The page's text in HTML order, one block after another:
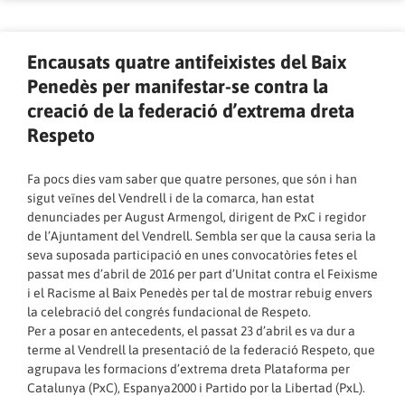
Encausats quatre antifeixistes del Baix
Penedès per manifestar-se contra la
creació de la federació d’extrema dreta
Respeto
Fa pocs dies vam saber que quatre persones, que són i han
sigut veïnes del Vendrell i de la comarca, han estat
denunciades per August Armengol, dirigent de PxC i regidor
de l’Ajuntament del Vendrell. Sembla ser que la causa seria la
seva suposada participació en unes convocatòries fetes el
passat mes d’abril de 2016 per part d’Unitat contra el Feixisme
i el Racisme al Baix Penedès per tal de mostrar rebuig envers
la celebració del congrés fundacional de Respeto.
Per a posar en antecedents, el passat 23 d’abril es va dur a
terme al Vendrell la presentació de la federació Respeto, que
agrupava les formacions d’extrema dreta Plataforma per
Catalunya (PxC), Espanya2000 i Partido por la Libertad (PxL).